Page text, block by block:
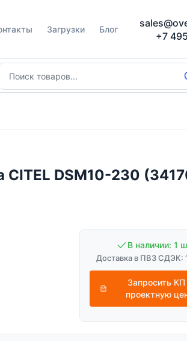
Загрузки Блог
+7
CITEL DSM10-230
В наличии: 1
Доставка в ПВЗ СДЭК:
Запросить КП
проектную